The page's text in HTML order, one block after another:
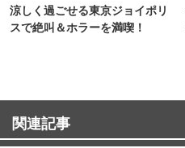
涼しく過ごせる東京ジョイポリ
スで絶叫＆ホラーを満喫！
関連記事